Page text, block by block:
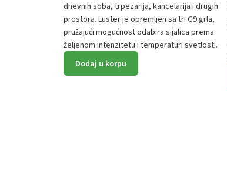
dnevnih soba, trpezarija, kancelarija i drugih
prostora. Luster je opremljen sa tri G9 grla,
pružajući mogućnost odabira sijalica prema
željenom intenzitetu i temperaturi svetlosti.
Dodaj u korpu